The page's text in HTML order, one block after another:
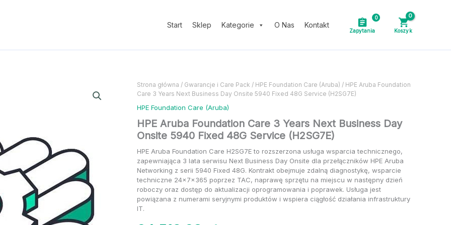
Start Sklep Kategorie O Nas Kontakt
0
Strona główna / Gwarancje i Care Pack / HPE Foundation Care (Aruba) / HPE Aruba Foundation
Care 3 Years Next Business Day Onsite 5940 Fixed 48G Service (H2SG7E)
HPE Foundation Care (Aruba)
HPE Aruba Foundation Care 3 Years Next Business Day
Onsite 5940 Fixed 48G Service (H2SG7E)
HPE Aruba Foundation Care H2SG7E to rozszerzona usługa wsparcia technicznego,
zapewniająca 3 lata serwisu Next Business Day Onsite dla przełączników HPE Aruba
Networking z serii 5940 Fixed 48G. Kontrakt obejmuje zdalną diagnostykę, wsparcie
techniczne 24x7x365 poprzez TAC, naprawę sprzętu na miejscu w następny dzień
roboczy oraz dostęp do aktualizacji oprogramowania i poprawek. Usługa jest
powiązana z numerami seryjnymi produktów i wspiera ciągłość działania infrastruktury
IT.
ilość
HPE
Aruba
Care
3
Next
Business
Day
Onsite
5940
Fixed
ilość
HPE
Aruba
Care
3
Next
Business
Day
Onsite
5940
Fixed
Years
Next
Day
Fixed
48G
(H2SG7E)